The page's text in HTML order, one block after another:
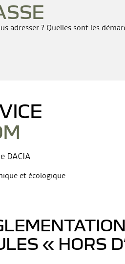
adresser ? Quelles sont les
DACIA
et écologique
« HORS